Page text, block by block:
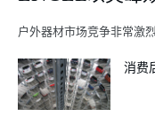
户外器材市场竞争非常激
消费